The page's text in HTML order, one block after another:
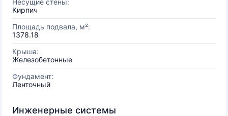
Несущие стены:
Кирпич
Площадь подвала, м²:
1378.18
Крыша:
Железобетонные
Фундамент:
Ленточный
Инженерные системы